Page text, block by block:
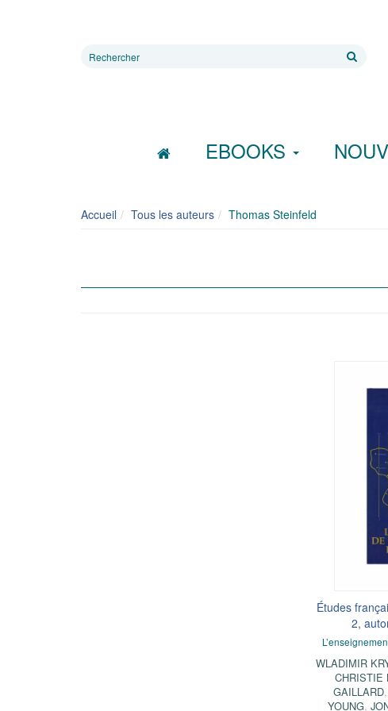
Rechercher
EBOOKS
Accueil Tous les auteurs Thomas Steinfeld
Études
2,
WLADIMIR
CHRISTIE
GAILLARD,
YOUNG,